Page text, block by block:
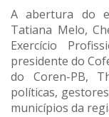
A abertura do
Tatiana Melo,
Exercício
presidente do
do Coren-PB,
políticas,
municípios da